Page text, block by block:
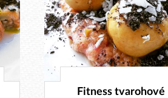
11. 9. 2016
Fitness tvarohové